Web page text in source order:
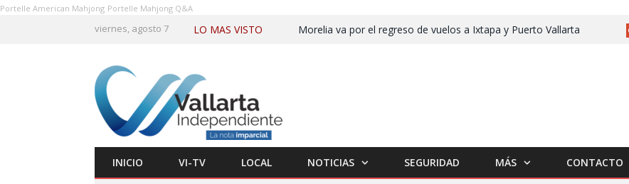
Portelle American Mahjong Portelle Mahjong Q&A
viernes, agosto 7 LO MAS VISTO Morelia va por el regreso de vuelos a Ixtapa y Puerto Vallarta
INICIO VI-TV LOCAL NOTICIAS SEGURIDAD MÁS CONTACTO